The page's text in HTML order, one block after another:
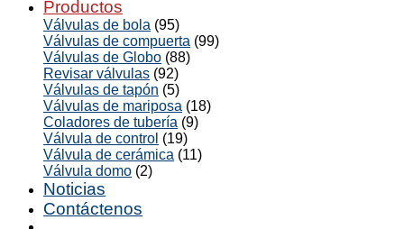
Productos
Válvulas de bola (95)
Válvulas de compuerta (99)
Válvulas de Globo (88)
Revisar válvulas (92)
Válvulas de tapón (5)
Válvulas de mariposa (18)
Coladores de tubería (9)
Válvula de control (19)
Válvula de cerámica (11)
Válvula domo (2)
Noticias
Contáctenos